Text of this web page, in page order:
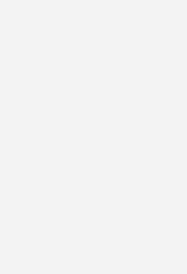
wir auf eine klassische
jedes einzelne Element
zehn oder tausend Fenster
keinen Unterschied – wir gehen
hohen Qualitätsanspruch heran.“
GW-Chefredakteur Daniel Mund